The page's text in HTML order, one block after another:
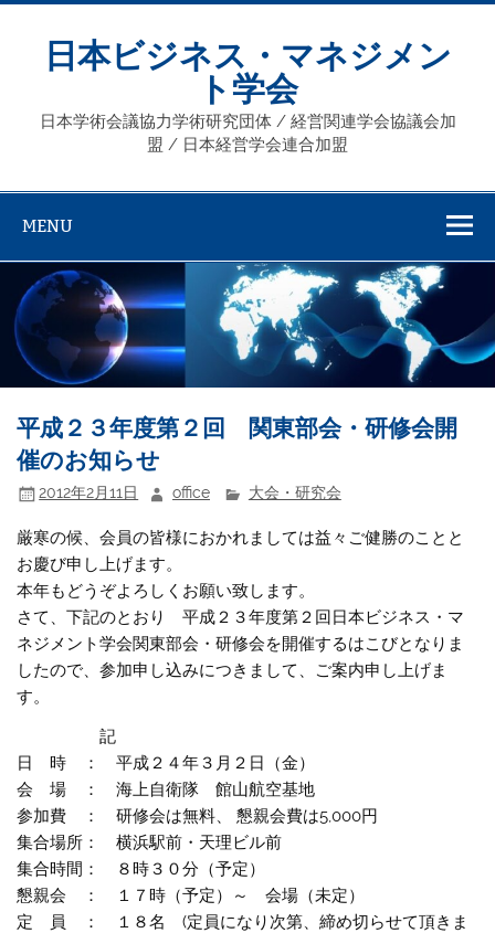
Skip
content日本ビジネス・マネジメン
ト学会
日本学術会議協力学術研究団体 / 経営関連学会協議会加
盟 / 日本経営学会連合加盟
MENU
平成２３年度第２回 関東部会・研修会開
催のお知らせ
2012年2月11日 office 大会・研究会
厳寒の候、会員の皆様におかれましては益々ご健勝のことと
お慶び申し上げます。
本年もどうぞよろしくお願い致します。
さて、下記のとおり 平成２３年度第２回日本ビジネス・マ
ネジメント学会関東部会・研修会を開催するはこびとなりま
したので、参加申し込みにつきまして、ご案内申し上げま
す。
記
日 時 ： 平成２４年３月２日（金）
会 場 ： 海上自衛隊 館山航空基地
参加費 ： 研修会は無料、 懇親会費は5,000円
集合場所： 横浜駅前・天理ビル前
集合時間： ８時３０分（予定）
懇親会 ： １７時（予定）～ 会場（未定）
定 員 ： １８名 (定員になり次第、締め切らせて頂きま